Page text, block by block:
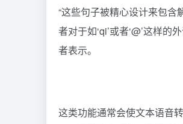
“这些句子被精心设计来包
者对于如‘qi’或者‘@’这样
者表示。
这类功能通常会使文本语音